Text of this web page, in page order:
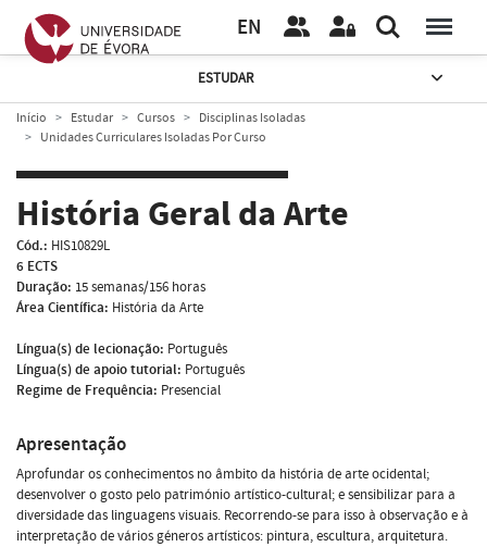
EN
ESTUDAR
Início Estudar Cursos
Disciplinas Isoladas
Unidades Curriculares Isoladas Por Curso
História Geral da Arte
Cód.: HIS10829L
6 ECTS
Duração: 15 semanas/156 horas
Área Científica: História da Arte
Língua(s) de lecionação: Português
Língua(s) de apoio tutorial: Português
Regime de Frequência: Presencial
Apresentação
Aprofundar os conhecimentos no âmbito da história de arte ocidental;
desenvolver o gosto pelo património artístico-cultural; e sensibilizar para a
diversidade das linguagens visuais. Recorrendo-se para isso à observação e à
interpretação de vários géneros artísticos: pintura, escultura, arquitetura.